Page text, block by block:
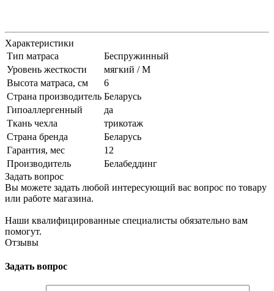
Характеристики
Тип матраса
Беспружинный
Уровень жесткости
мягкий / М
Высота матраса, см
6
Страна производитель Беларусь
Гипоаллергенный
да
Ткань чехла
трикотаж
Страна бренда
Беларусь
Гарантия, мес
12
Производитель
Белабеддинг
Задать вопрос
Вы можете задать любой интересующий вас вопрос по товару
или работе магазина.
Наши квалифицированные специалисты обязательно вам
помогут.
Отзывы
Задать вопрос